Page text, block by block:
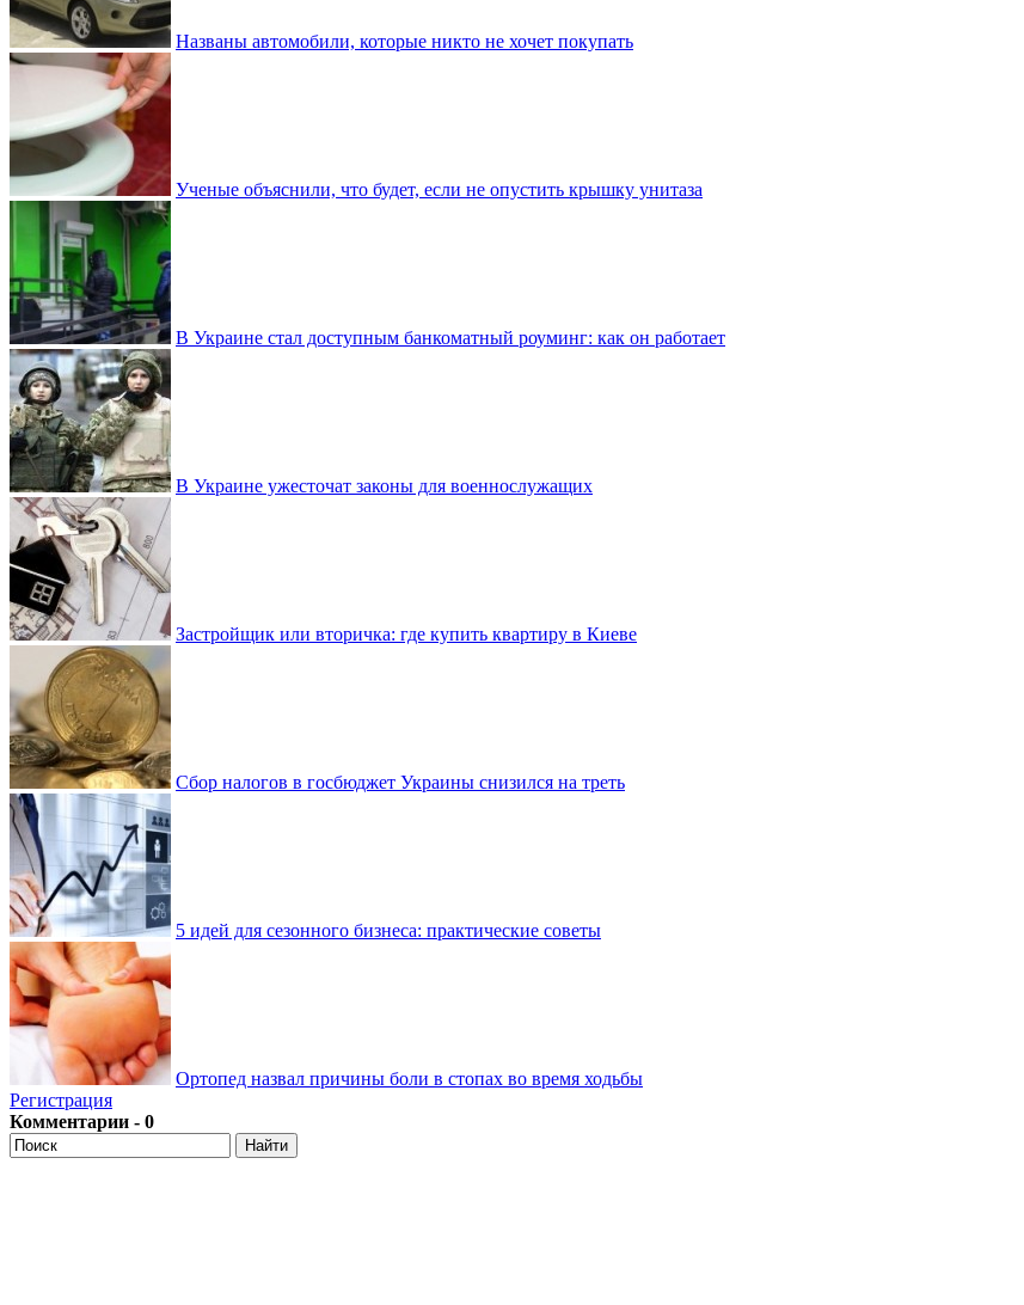
Названы автомобили, которые никто не хочет покупать
Ученые объяснили, что будет, если не опустить крышку унитаза
В Украине стал доступным банкоматный роуминг: как он работает
В Украине ужесточат законы для военнослужащих
Застройщик или вторичка: где купить квартиру в Киеве
Сбор налогов в госбюджет Украины снизился на треть
5 идей для сезонного бизнеса: практические советы
Ортопед назвал причины боли в стопах во время ходьбы
Регистрация
Комментарии - 0